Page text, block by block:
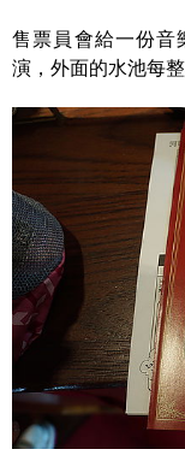
售票員會給一份音
演，外面的水池每